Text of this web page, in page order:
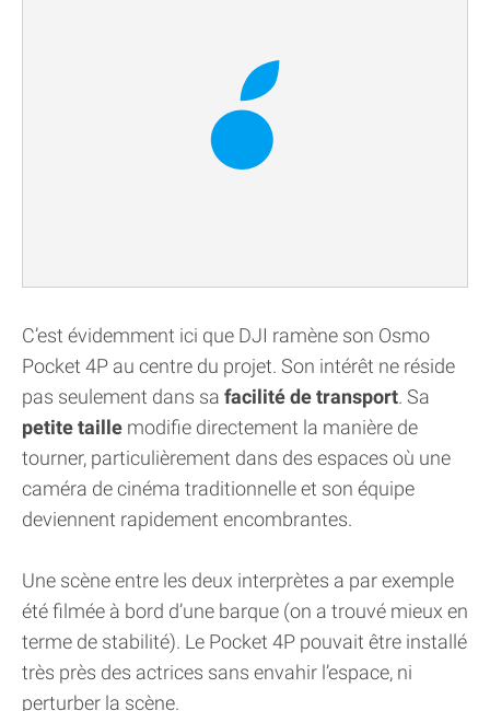
C’est évidemment ici que DJI ramène son Osmo
Pocket 4P au centre du projet. Son intérêt ne réside
pas seulement dans sa facilité de transport. Sa
petite taille modifie directement la manière de
tourner, particulièrement dans des espaces où une
caméra de cinéma traditionnelle et son équipe
deviennent rapidement encombrantes.
Une scène entre les deux interprètes a par exemple
été filmée à bord d’une barque (on a trouvé mieux en
terme de stabilité). Le Pocket 4P pouvait être installé
très près des actrices sans envahir l’espace, ni
perturber la scène.